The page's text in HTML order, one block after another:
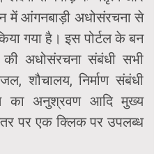
में आंगनबाड़ी अधोसंरचना से
गया है। इस पोर्टल के बन
अधोसंरचना संबंधी सभी
शौचालय, निर्माण संबंधी
का अनुश्रवण आदि मुख्य
पर एक क्लिक पर उपलब्ध